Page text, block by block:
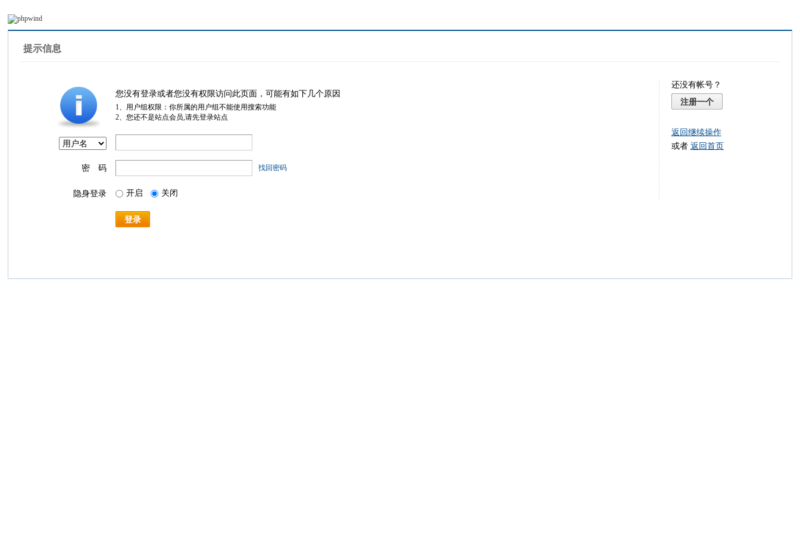
提示信息
您没有登录或者您没有权限访问此页面，可能有如下几个原因
1、用户组权限：你所属的用户组不能使用搜索功能
2、您还不是站点会员,请先登录站点
密 码 找回密码
隐身登录 开启 关闭
登录
还没有帐号？
注册一个
返回继续操作
或者 返回首页